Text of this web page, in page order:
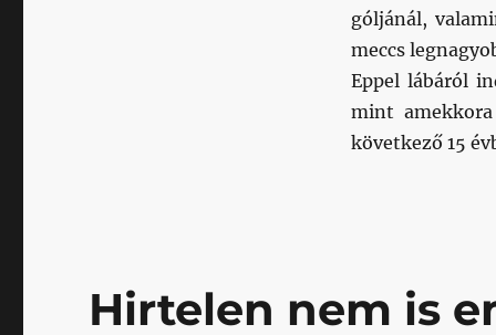
góljánál,
meccs
Eppel lábáról
mint amekkora
következő 15
Hirtelen nem is